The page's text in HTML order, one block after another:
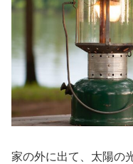
家の外に出て、太陽の